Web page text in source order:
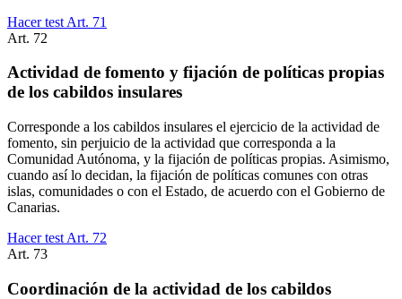
Hacer test Art. 71
Art. 72
Actividad de fomento y fijación de políticas propias
de los cabildos insulares
Corresponde a los cabildos insulares el ejercicio de la actividad de
fomento, sin perjuicio de la actividad que corresponda a la
Comunidad Autónoma, y la fijación de políticas propias. Asimismo,
cuando así lo decidan, la fijación de políticas comunes con otras
islas, comunidades o con el Estado, de acuerdo con el Gobierno de
Canarias.
Hacer test Art. 72
Art. 73
Coordinación de la actividad de los cabildos